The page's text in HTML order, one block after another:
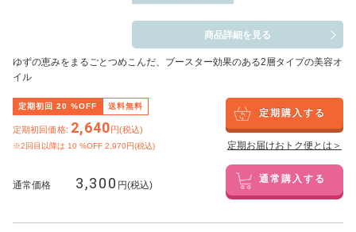
商品詳細を見る
ゆずの恵みをまるごとつめこんだ、ブースター効果のある2層タイプの美容オ
イル
定期初回 20 %OFF 送料無料
定期初回価格: 2,640円(税込)
※2回目以降は 10 %OFF 2,970円(税込)
定期購入する
定期お届けおトク便とは＞
通常価格 3,300 円(税込) 通常購入する